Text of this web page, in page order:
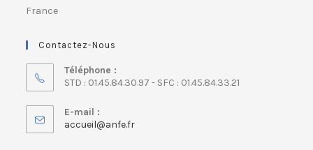
France
Contactez-Nous
Téléphone :
STD : 01.45.84.30.97 - SFC : 01.45.84.33.21
E-mail :
accueil@anfe.fr